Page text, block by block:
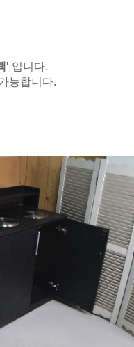
' 입니다.
능합니다.